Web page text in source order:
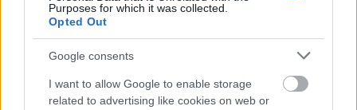
Purposes for which it was collected.
Opted Out
Google consents
I want to allow Google to enable storage
related to advertising like cookies on web or